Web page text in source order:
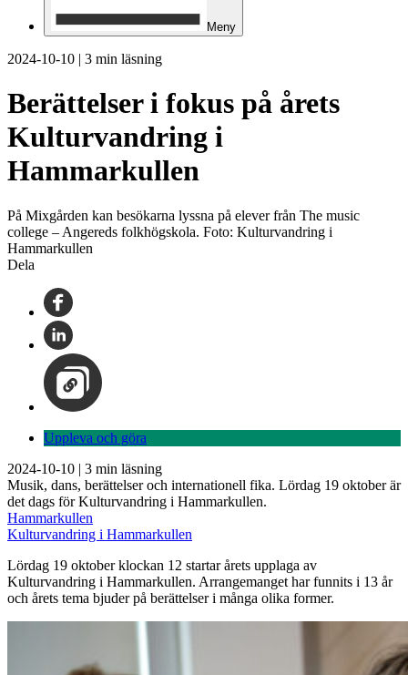
Meny
2024-10-10 | 3 min läsning
Berättelser i fokus på årets
Kulturvandring i
Hammarkullen
På Mixgården kan besökarna lyssna på elever från The music
college – Angereds folkhögskola. Foto: Kulturvandring i
Hammarkullen
Dela
Uppleva och göra
2024-10-10 | 3 min läsning
Musik, dans, berättelser och internationell fika. Lördag 19 oktober är
det dags för Kulturvandring i Hammarkullen.
Hammarkullen
Kulturvandring i Hammarkullen
Lördag 19 oktober klockan 12 startar årets upplaga av
Kulturvandring i Hammarkullen. Arrangemanget har funnits i 13 år
och årets tema bjuder på berättelser i många olika former.